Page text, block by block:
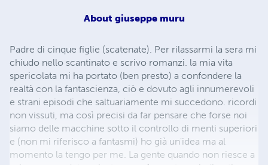
About giuseppe muru
Padre di cinque figlie (scatenate). Per rilassarmi la sera mi
chiudo nello scantinato e scrivo romanzi. la mia vita
spericolata mi ha portato (ben presto) a confondere la
realtà con la fantascienza, ciò e dovuto agli innumerevoli
e strani episodi che saltuariamente mi succedono. ricordi
non vissuti, ma così precisi da far pensare che forse noi
siamo delle macchine sotto il controllo di menti superiori
e (non mi riferisco a fantasmi) ho già un'idea ma al
momento la tengo per me. La gente quando non riesce a